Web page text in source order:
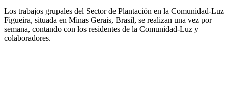
Los trabajos grupales del Sector de Plantación en la Comunidad-Luz
Figueira, situada en Minas Gerais, Brasil, se realizan una vez por
semana, contando con los residentes de la Comunidad-Luz y
colaboradores.